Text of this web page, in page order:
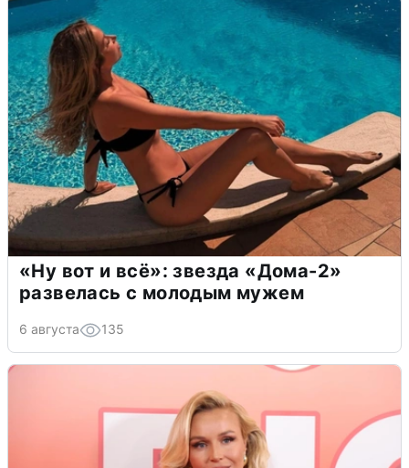
«Ну вот и всё»: звезда «Дома-2»
развелась с молодым мужем
6 августа 135